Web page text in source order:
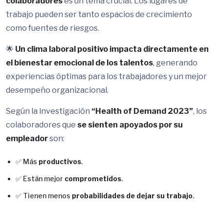
trabajo pueden ser tanto espacios de crecimiento
como fuentes de riesgos.
🌟 Un clima laboral positivo impacta directamente en
el bienestar emocional de los talentos, generando
experiencias óptimas para los trabajadores y un mejor
desempeño organizacional.
Según la investigación “Health of Demand 2023”, los
colaboradores que se sienten apoyados por su
empleadorson:
✅ Más productivos.
✅ Están mejor comprometidos.
✅ Tienen menos probabilidades de dejar su trabajo.